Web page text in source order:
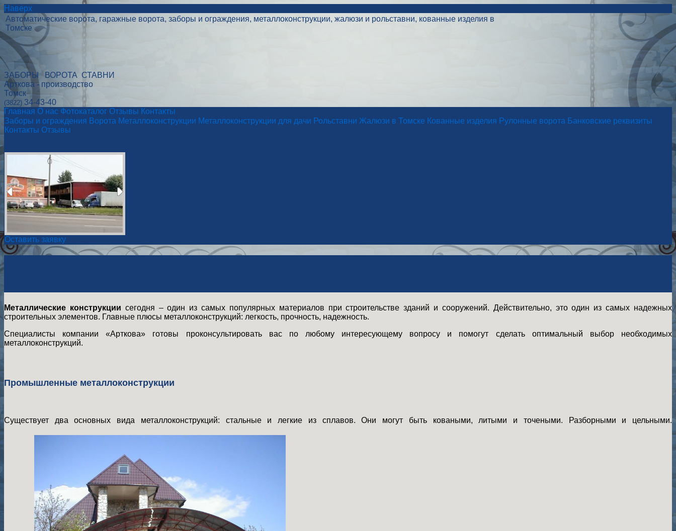
Наверх
Автоматические ворота, гаражные ворота, заборы и ограждения, металлоконструкции, жалюзи и рольставни, кованные изделия в
Томске
ЗАБОРЫ ВОРОТА СТАВНИ
Арткова - производство
Томск
(3822) 34-43-40
Главная О нас Фотокаталог Отзывы Контакты
Заборы и ограждения Ворота Металлоконструкции Металлоконструкции для дачи Рольставни Жалюзи в Томске Кованные изделия Рулонные ворота Банковские реквизиты
Контакты Отзывы
Оставить заявку
Металлические конструкции сегодня – один из самых популярных материалов при строительстве зданий и сооружений. Действительно, это один из самых надежных
строительных элементов. Главные плюсы металлоконструкций: легкость, прочность, надежность.
Специалисты компании «Арткова» готовы проконсультировать вас по любому интересующему вопросу и помогут сделать оптимальный выбор необходимых
металлоконструкций.
Промышленные металлоконструкции
Существует два основных вида металлоконструкций: стальные и легкие из сплавов. Они могут быть коваными, литыми и точеными. Разборными и цельными.